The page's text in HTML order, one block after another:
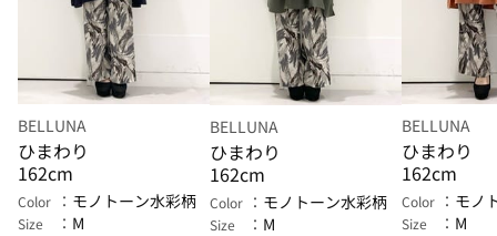
BELLUNA
ひまわり
162cm
Color モノトーン水彩柄
Size M
BELLUNA
ひまわり
162cm
Color モノトーン水彩柄
Size M
BELLUNA
ひまわり
162cm
Color モノ
Size M